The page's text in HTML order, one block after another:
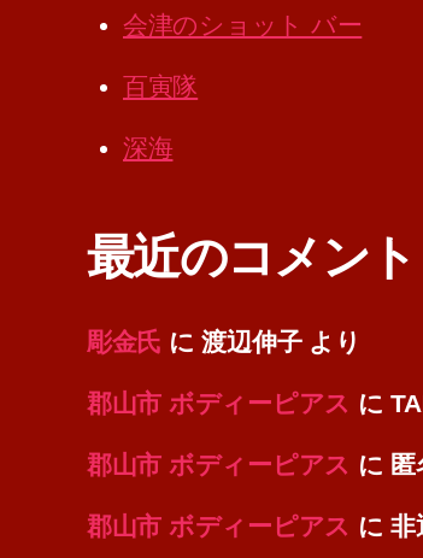
会津のショット バー
百寅隊
深海
最近のコメント
彫金氏 に渡辺伸子より
郡山市 ボディーピアス に
郡山市 ボディーピアス に 匿
郡山市 ボディーピアス に非